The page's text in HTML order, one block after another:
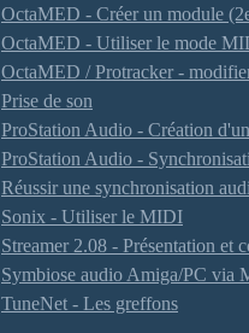
OctaMED - Créer un module
OctaMED - Utiliser le mode
OctaMED / Protracker -
Prise de son
ProStation Audio - Création
ProStation Audio -
Réussir une synchronisation
Sonix - Utiliser le MIDI
Streamer 2.08 - Présentation et
Symbiose audio Amiga/PC via
TuneNet - Les greffons